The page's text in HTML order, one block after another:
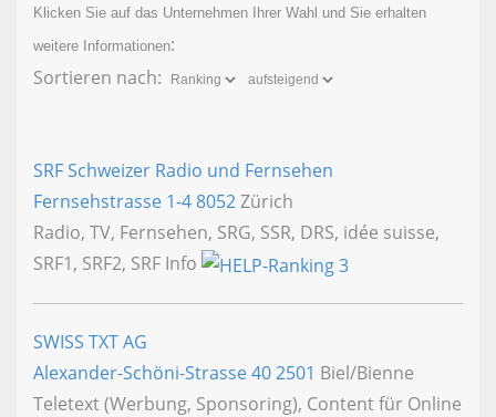
Klicken Sie auf das Unternehmen Ihrer Wahl und Sie erhalten
weitere Informationen:
Sortieren nach:
SRF Schweizer Radio und Fernsehen
Fernsehstrasse 1-48052Zürich
Radio, TV, Fernsehen, SRG, SSR, DRS, idée suisse,
SRF1, SRF2, SRF Info
SWISS TXT AG
Alexander-Schöni-Strasse 402501 Biel/Bienne
Teletext (Werbung, Sponsoring), Content für Online